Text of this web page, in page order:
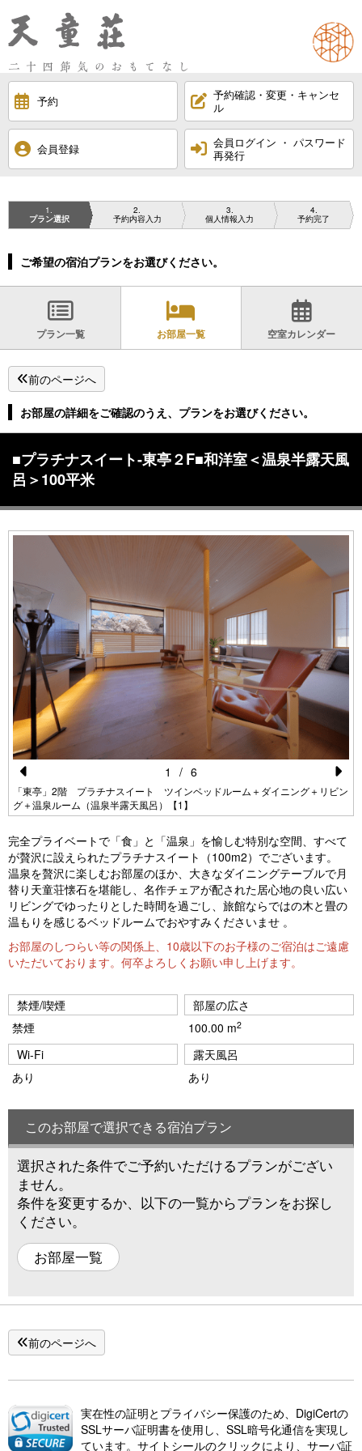
予約
予約確認・変更・キャンセ
ル
会員登録
会員ログイン ・ パスワード
再発行
1
プラン選択
2
予約内容入力
3
個人情報入力
4
予約完了
ご希望の宿泊プランをお選びください。
プラン一覧 お部屋一覧 空室カレンダー
前のページへ
お部屋の詳細をご確認のうえ、プランをお選びください。
■プラチナスイート-東亭２F■和洋室＜温泉半露天風
呂＞100平米
Pr
e
vi
o
u
s
「東亭」2階 プラチナスイート ツインベッドルーム＋ダイニング＋リビン
グ＋温泉ルーム（温泉半露天風呂）【1】
N
e
xt
1 / 6
完全プライベートで「食」と「温泉」を愉しむ特別な空間、すべて
が贅沢に設えられたプラチナスイート（100m2）でございます。
温泉を贅沢に楽しむお部屋のほか、大きなダイニングテーブルで月
替り天童荘懐石を堪能し、名作チェアが配された居心地の良い広い
リビングでゆったりとした時間を過ごし、旅館ならではの木と畳の
温もりを感じるベッドルームでおやすみくださいませ 。
お部屋のしつらい等の関係上、10歳以下のお子様のご宿泊はご遠慮
いただいております。何卒よろしくお願い申し上げます。
禁煙/喫煙
禁煙
部屋の広さ
100.00 m2
Wi-Fi
あり
露天風呂
あり
このお部屋で選択できる宿泊プラン
選択された条件でご予約いただけるプランがござい
ません。
条件を変更するか、以下の一覧からプランをお探し
ください。
お部屋一覧
前のページへ
実在性の証明とプライバシー保護のため、DigiCertの
SSLサーバ証明書を使用し、SSL暗号化通信を実現し
ています。サイトシールのクリックにより、サーバ証